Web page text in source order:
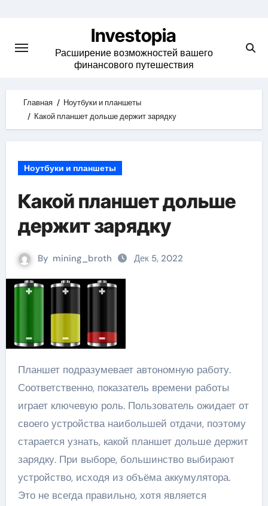
content
Investopia
Расширение возможностей вашего
финансового путешествия
Главная
Ноутбуки и планшеты
Какой планшет дольше держит зарядку
Ноутбуки и планшеты
Какой планшет дольше
держит зарядку
By mining_broth Дек 5, 2022
Планшет подразумевает автономную работу.
Соответственно, показатель времени работы
играет ключевую роль. Пользователь ожидает от
своего устройства наибольшей отдачи, поэтому
старается узнать, какой планшет дольше держит
зарядку. При выборе, большинство выбирают
устройство, исходя из объёма аккумулятора.
Это не всегда правильно, хотя является